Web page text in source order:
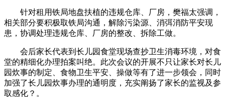
针对租用铁局地盘扶植的违规仓库、厂房，樊福太强调，
相关部分要积极取铁局沟通，解除污染源、消弭消防平安现
患，协调处理违规仓库、厂房的整改、拆除工做。
会后家长代表到长儿园食堂现场查抄卫生消毒环境，对食
堂的精细化办理拍案叫绝。此次会议的开展不只让家长对长儿
园炊事的制定、食物卫生平安、操做等有了进一步领会，同时
加强了长儿园炊事办理的通明度，充实阐扬了家长的监视及参
取感化？。